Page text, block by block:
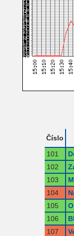
Číslo
101
102
103
104
105
106
107